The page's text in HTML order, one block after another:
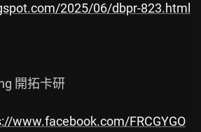
2025/06/dbpr-823.html
開拓卡研
www.facebook.com/FRCGYGO